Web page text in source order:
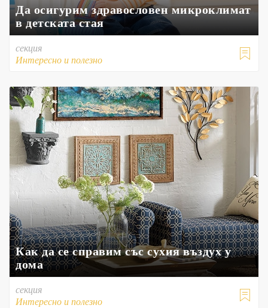
Да осигурим здравословен микроклимат
в детската стая

секция
Интересно и полезно
Как да се справим със сухия въздух у
дома

секция
Интересно и полезно